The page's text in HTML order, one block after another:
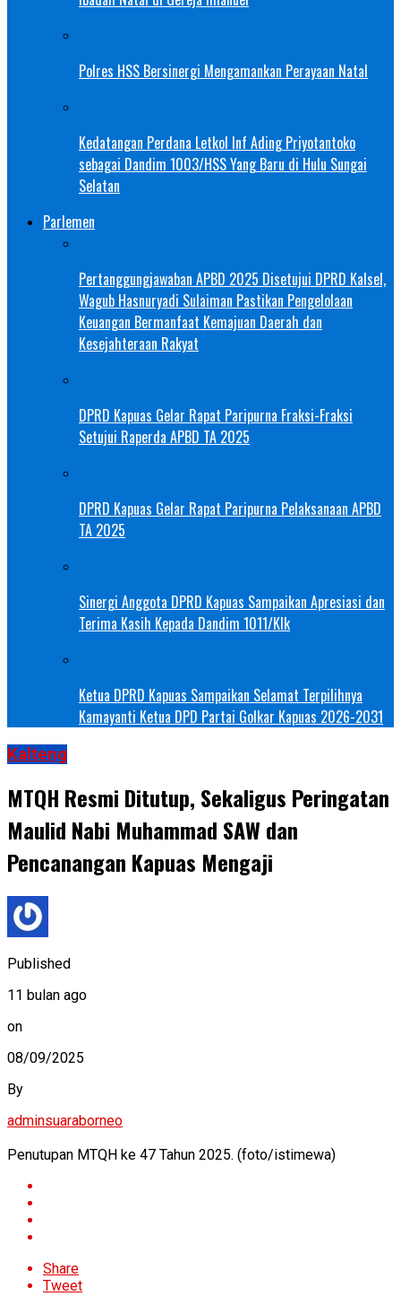
Polres HSS Bersinergi Mengamankan Perayaan Natal
Kedatangan Perdana Letkol Inf Ading Priyotantoko
sebagai Dandim 1003/HSS Yang Baru di Hulu Sungai
Selatan
Parlemen
Pertanggungjawaban APBD 2025 Disetujui DPRD Kalsel,
Wagub Hasnuryadi Sulaiman Pastikan Pengelolaan
Keuangan Bermanfaat Kemajuan Daerah dan
Kesejahteraan Rakyat
DPRD Kapuas Gelar Rapat Paripurna Fraksi-Fraksi
Setujui Raperda APBD TA 2025
DPRD Kapuas Gelar Rapat Paripurna Pelaksanaan APBD
TA 2025
Sinergi Anggota DPRD Kapuas Sampaikan Apresiasi dan
Terima Kasih Kepada Dandim 1011/Klk
Ketua DPRD Kapuas Sampaikan Selamat Terpilihnya
Kamayanti Ketua DPD Partai Golkar Kapuas 2026-2031
Kalteng
MTQH Resmi Ditutup, Sekaligus Peringatan
Maulid Nabi Muhammad SAW dan
Pencanangan Kapuas Mengaji
Published
11 bulan ago
on
08/09/2025
By
adminsuaraborneo
Penutupan MTQH ke 47 Tahun 2025. (foto/istimewa)
Share
Tweet